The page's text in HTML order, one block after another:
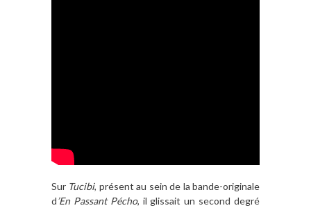
Sur Tucibi, présent au sein de la bande-originale
d’En Passant Pécho, il glissait un second degré